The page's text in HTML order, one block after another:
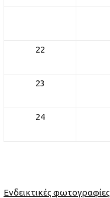
22
23
24
Ενδεικτικές